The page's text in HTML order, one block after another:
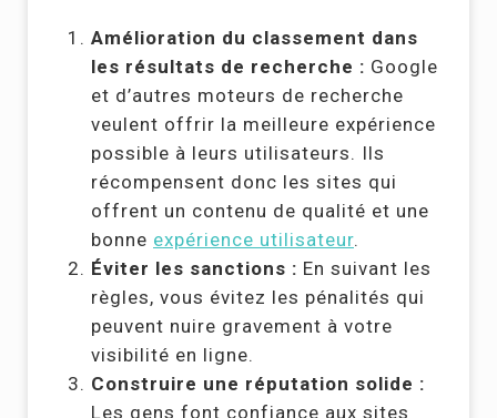
Amélioration du classement dans
les résultats de recherche : Google
et d’autres moteurs de recherche
veulent offrir la meilleure expérience
possible à leurs utilisateurs. Ils
récompensent donc les sites qui
offrent un contenu de qualité et une
bonne expérience utilisateur.
Éviter les sanctions : En suivant les
règles, vous évitez les pénalités qui
peuvent nuire gravement à votre
visibilité en ligne.
Construire une réputation solide :
Les gens font confiance aux sites